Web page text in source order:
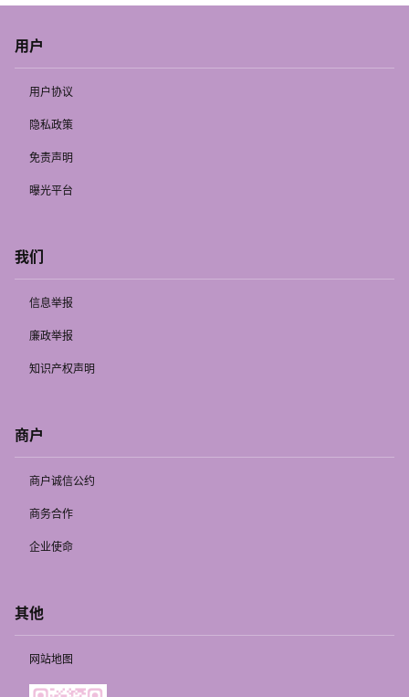
用户
用户协议
隐私政策
免责声明
曝光平台
我们
信息举报
廉政举报
知识产权声明
商户
商户诚信公约
商务合作
企业使命
其他
网站地图